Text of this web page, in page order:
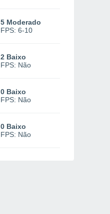
5 Moderado
FPS: 6-10
2 Baixo
FPS: Não
0 Baixo
FPS: Não
0 Baixo
FPS: Não